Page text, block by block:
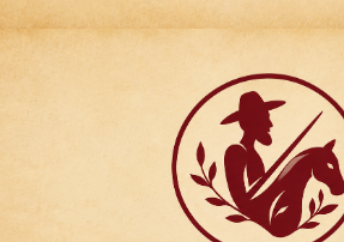
Articulos para
Regalo Torfer.